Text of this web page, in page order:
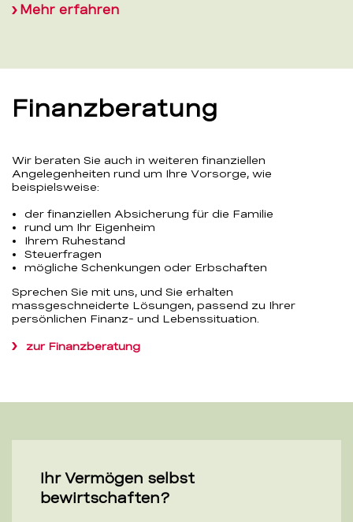
Mehr erfahren
Finanzberatung
Wir beraten Sie auch in weiteren finanziellen
Angelegenheiten rund um Ihre Vorsorge, wie
beispielsweise:
der finanziellen Absicherung für die Familie
rund um Ihr Eigenheim
Ihrem Ruhestand
Steuerfragen
mögliche Schenkungen oder Erbschaften
Sprechen Sie mit uns, und Sie erhalten
massgeschneiderte Lösungen, passend zu Ihrer
persönlichen Finanz- und Lebenssituation.
zur Finanzberatung
Ihr Vermögen selbst
bewirtschaften?